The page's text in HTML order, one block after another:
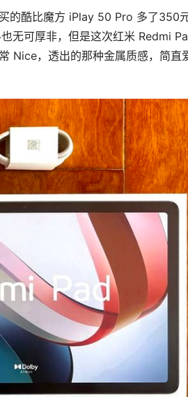
的酷比魔方 iPlay 50 Pro 多了350
无可厚非，但是这次红米 Redmi
Nice，透出的那种金属质感，简直